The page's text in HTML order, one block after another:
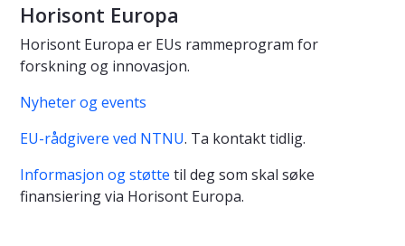
Horisont Europa
Horisont Europa er EUs rammeprogram for
forskning og innovasjon.
Nyheter og events
EU-rådgivere ved NTNU. Ta kontakt tidlig.
Informasjon og støtte til deg som skal søke
finansiering via Horisont Europa.